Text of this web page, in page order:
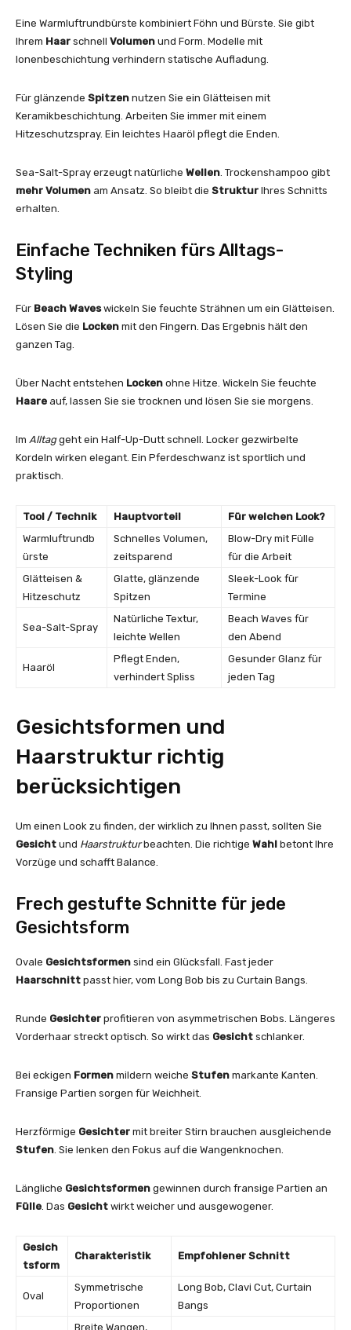
Eine Warmluftrundbürste kombiniert Föhn und Bürste. Sie gibt
Ihrem Haar schnell Volumen und Form. Modelle mit
Ionenbeschichtung verhindern statische Aufladung.
Für glänzende Spitzen nutzen Sie ein Glätteisen mit
Keramikbeschichtung. Arbeiten Sie immer mit einem
Hitzeschutzspray. Ein leichtes Haaröl pflegt die Enden.
Sea-Salt-Spray erzeugt natürliche Wellen . Trockenshampoo gibt
mehr Volumen am Ansatz. So bleibt die Struktur Ihres Schnitts
erhalten.
Einfache Techniken fürs Alltags-
Styling
Für Beach Waveswickeln Sie feuchte Strähnen um ein Glätteisen.
Lösen Sie die Locken mit den Fingern. Das Ergebnis hält den
ganzen Tag.
Über Nacht entstehen Locken ohne Hitze. Wickeln Sie feuchte
Haare auf, lassen Sie sie trocknen und lösen Sie sie morgens.
Im Alltaggeht ein Half-Up-Dutt schnell. Locker gezwirbelte
Kordeln wirken elegant. Ein Pferdeschwanz ist sportlich und
praktisch.
Tool / Technik Hauptvorteil
Für welchen Look?
Warmluftrundb
ürste
Schnelles Volumen,
zeitsparend
Blow-Dry mit Fülle
für die Arbeit
Glätteisen &
Hitzeschutz
Glatte, glänzende
Spitzen
Sleek-Look für
Termine
Sea-Salt-Spray
Natürliche Textur,
leichte Wellen
Beach Waves für
den Abend
Haaröl
Pflegt Enden,
verhindert Spliss
Gesunder Glanz für
jeden Tag
Gesichtsformen und
Haarstruktur richtig
berücksichtigen
Um einen Look zu finden, der wirklich zu Ihnen passt, sollten Sie
Gesicht und Haarstrukturbeachten. Die richtige Wahl betont Ihre
Vorzüge und schafft Balance.
Frech gestufte Schnitte für jede
Gesichtsform
Ovale Gesichtsformen sind ein Glücksfall. Fast jeder
Haarschnitt passt hier, vom Long Bob bis zu Curtain Bangs.
Runde Gesichter profitieren von asymmetrischen Bobs. Längeres
Vorderhaar streckt optisch. So wirkt das Gesicht schlanker.
Bei eckigen Formen mildern weiche Stufen markante Kanten.
Fransige Partien sorgen für Weichheit.
Herzförmige Gesichter mit breiter Stirn brauchen ausgleichende
Stufen . Sie lenken den Fokus auf die Wangenknochen.
Längliche Gesichtsformen gewinnen durch fransige Partien an
Fülle . Das Gesicht wirkt weicher und ausgewogener.
Gesich
tsform
Charakteristik Empfohlener Schnitt
Oval
Symmetrische
Proportionen
Long Bob, Clavi Cut, Curtain
Bangs
Breite Wangen,